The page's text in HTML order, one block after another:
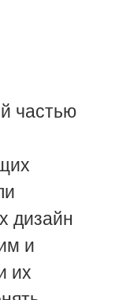
частью
дизайн
и
их